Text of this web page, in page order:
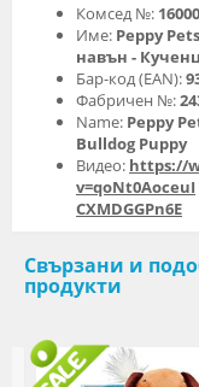
Комсед №:
Име: Peppy
навън -
Бар-код (EAN):
Фабричен №:
Name: Peppy
Bulldog Puppy
Видео: https://
v=qoNt0AoceuI
CXMDGGPn6E
Свързани и
продукти